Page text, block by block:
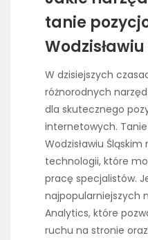
tanie
W dzisiejszych
różnorodnych
dla skutecznego
internetowych.
Wodzisławiu
technologii, które
pracę specjalistów.
najpopularniejszych
Analytics, które
ruchu na stronie